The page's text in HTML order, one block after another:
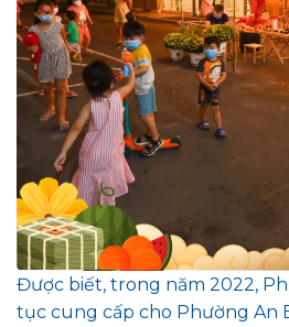
Được biết, trong năm 2022,
tục cung cấp cho Phường An